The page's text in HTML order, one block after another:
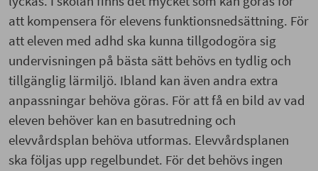
att kompensera för elevens funktionsnedsättning. För
att eleven med adhd ska kunna tillgodogöra sig
undervisningen på bästa sätt behövs en tydlig och
tillgänglig lärmiljö. Ibland kan även andra extra
anpassningar behöva göras. För att få en bild av vad
eleven behöver kan en basutredning och
elevvårdsplan behöva utformas. Elevvårdsplanen
ska följas upp regelbundet. För det behövs ingen